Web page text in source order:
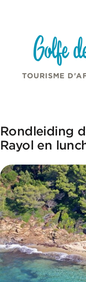
Golfe
TOURISME
Rondleiding
Rayol en